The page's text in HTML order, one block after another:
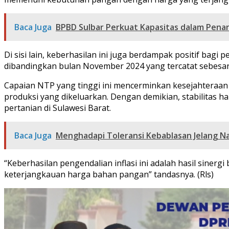
Baca Juga BPBD Sulbar Perkuat Kapasitas dalam
Di sisi lain, keberhasilan ini juga berdampak positif bagi
dibandingkan bulan November 2024 yang tercatat
Capaian NTP yang tinggi ini mencerminkan
produksi yang dikeluarkan. Dengan demikian, stabilitas
pertanian di Sulawesi Barat.
Baca Juga Menghadapi Toleransi Kebablasan Jelang
“Keberhasilan pengendalian inflasi ini adalah hasil
keterjangkauan harga bahan pangan” tandasnya. (Rls)